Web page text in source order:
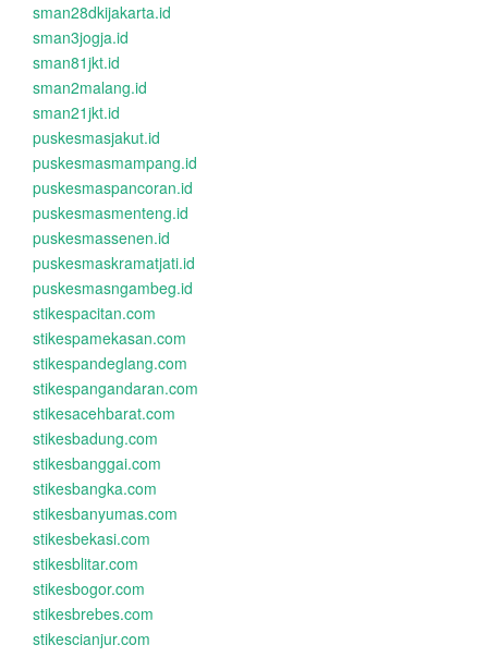
sman28dkijakarta.id
sman3jogja.id
sman81jkt.id
sman2malang.id
sman21jkt.id
puskesmasjakut.id
puskesmasmampang.id
puskesmaspancoran.id
puskesmasmenteng.id
puskesmassenen.id
puskesmaskramatjati.id
puskesmasngambeg.id
stikespacitan.com
stikespamekasan.com
stikespandeglang.com
stikespangandaran.com
stikesacehbarat.com
stikesbadung.com
stikesbanggai.com
stikesbangka.com
stikesbanyumas.com
stikesbekasi.com
stikesblitar.com
stikesbogor.com
stikesbrebes.com
stikescianjur.com